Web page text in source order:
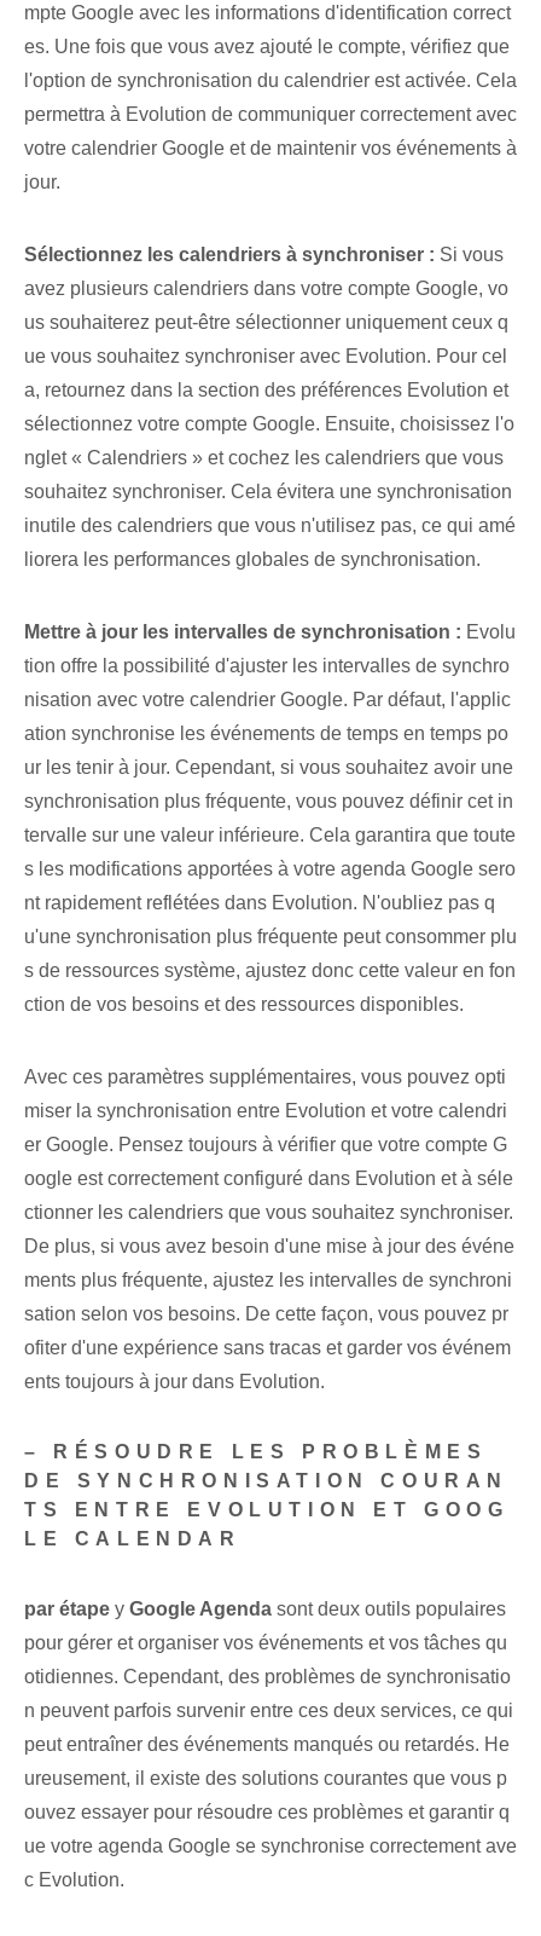
mpte Google avec les informations d'identification correct
es. Une fois que vous avez ajouté le compte, vérifiez que
l'option de synchronisation du calendrier est activée. Cela
permettra à Evolution de communiquer correctement avec
votre calendrier Google et de maintenir vos événements à
jour.
Sélectionnez les calendriers à ⁢synchroniser : Si vous
avez plusieurs calendriers dans votre compte Google, vo
us souhaiterez peut-être sélectionner uniquement ceux q
ue vous souhaitez synchroniser avec Evolution. Pour cel
a, retournez dans la section des préférences Evolution et
sélectionnez votre compte Google. Ensuite, choisissez⁢ l'o
nglet « Calendriers » et cochez les calendriers ⁤que⁤ vous
souhaitez synchroniser. Cela évitera une synchronisation
inutile des calendriers que vous n'utilisez pas, ce qui amé
liorera les performances globales de synchronisation.
Mettre à jour les intervalles de synchronisation : Evolu
tion offre la possibilité d'ajuster les intervalles de synchro
nisation avec votre calendrier Google. Par défaut, l'applic
ation synchronise les événements de temps en temps po
ur les tenir à jour. Cependant, si vous souhaitez avoir une
synchronisation plus fréquente, vous pouvez définir cet in
tervalle sur une valeur inférieure. Cela garantira que toute
s les modifications apportées à votre agenda Google sero
nt rapidement reflétées dans Evolution. N'oubliez pas q
u'une synchronisation plus fréquente peut consommer plu
s de ressources système, ajustez donc cette valeur en fon
ction de vos besoins et des ressources disponibles.
Avec ces paramètres supplémentaires, vous pouvez opti
miser la synchronisation entre⁣ Evolution et votre calendri
er Google. Pensez toujours à vérifier que votre compte G
oogle est correctement configuré dans Evolution et à séle
ctionner les calendriers que vous souhaitez synchroniser.
De plus, si vous avez besoin d'une mise à jour des événe
ments plus fréquente, ajustez les intervalles de synchroni
sation selon vos besoins. De cette façon, vous pouvez pr
ofiter d'une expérience sans tracas et garder vos événem
ents toujours à jour dans Evolution.
– RÉSOUDRE LES PROBLÈMES
DE SYNCHRONISATION COURAN
TS ENTRE EVOLUTION ET GOOG
LE CALENDAR
par étape y Google Agenda sont deux outils populaires
pour gérer et organiser vos événements‌ et vos tâches qu
otidiennes. Cependant, des problèmes de synchronisatio
n peuvent parfois survenir entre ces deux services, ce qui
peut entraîner des événements manqués ou retardés. He
ureusement, il existe des solutions courantes que vous p
ouvez essayer pour résoudre ces problèmes et garantir q
ue votre agenda Google se synchronise correctement ave
c Evolution.